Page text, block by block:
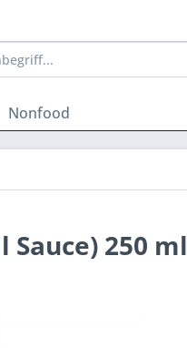
Nonfood
Sauce) 250 ml